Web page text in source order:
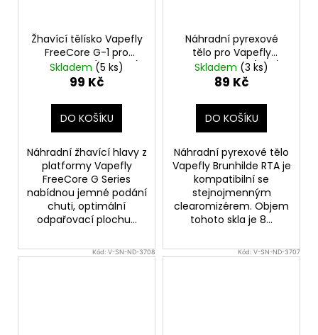
Žhavící tělísko Vapefly
FreeCore G-1 pro
Galaxies Air (0,8ohm)
(1ks)
Skladem (5 ks)
99 Kč
DO KOŠÍKU
Náhradní žhavící hlavy z
platformy Vapefly
FreeCore G Series
nabídnou jemné podání
chuti, optimální
odpařovací plochu...
Náhradní pyrexové
tělo pro Vapefly
Brunhilde RTA (8ml)
Skladem (3 ks)
89 Kč
DO KOŠÍKU
Náhradní pyrexové tělo
Vapefly Brunhilde RTA je
kompatibilní se
stejnojmenným
clearomizérem. Objem
tohoto skla je 8...
Kód:V-SN-ND-3708 Kód:V-SN-ND-3707